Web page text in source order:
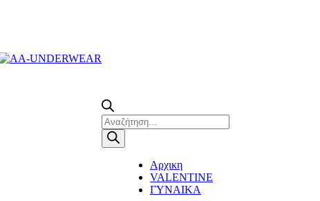
Products
search
Αρχικη
VALENTINE
ΓΥΝΑΙΚΑ